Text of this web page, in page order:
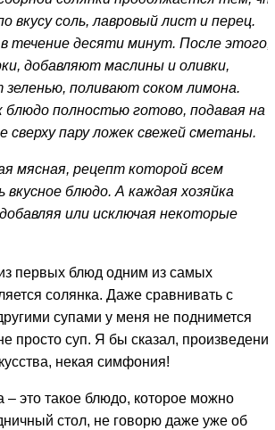
вкусу соль, лавровый лист и перец.
течение десяти минут. После этого,
добавляют маслины и оливки,
поливают соком лимона.
блюдо полностью готово, подавая на
сверху пару ложек свежей сметаны.
мясная, рецепт которой всем
вкусное блюдо. А каждая хозяйка
или исключая некоторые
первых блюд одним из самых
солянка. Даже сравнивать с
супами у меня не поднимется
просто суп. Я бы сказал,
некая симфония!
– это такое блюдо, которое можно
стол, не говорю даже уже об